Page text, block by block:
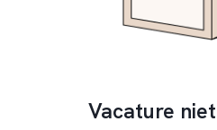
Vacature